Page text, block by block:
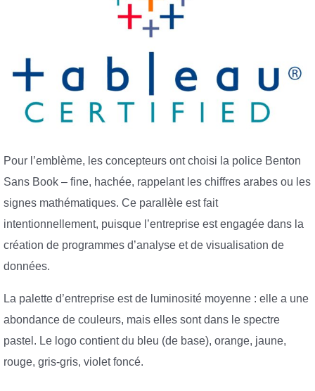
Pour l’emblème, les concepteurs ont choisi la police Benton
Sans Book – fine, hachée, rappelant les chiffres arabes ou les
signes mathématiques. Ce parallèle est fait
intentionnellement, puisque l’entreprise est engagée dans la
création de programmes d’analyse et de visualisation de
données.
La palette d’entreprise est de luminosité moyenne : elle a une
abondance de couleurs, mais elles sont dans le spectre
pastel. Le logo contient du bleu (de base), orange, jaune,
rouge, gris-gris, violet foncé.